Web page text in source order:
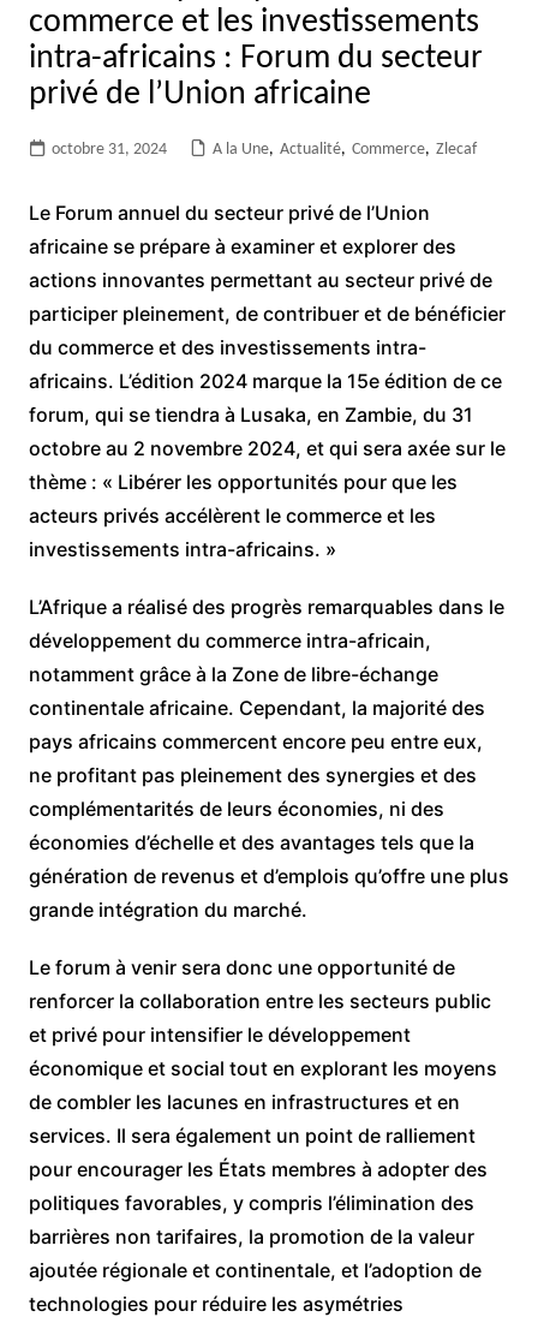
commerce et les investissements
intra-africains : Forum du secteur
privé de l’Union africaine
octobre 31, 2024 A la Une, Actualité, Commerce, Zlecaf
Le Forum annuel du secteur privé de l’Union
africaine se prépare à examiner et explorer des
actions innovantes permettant au secteur privé de
participer pleinement, de contribuer et de bénéficier
du commerce et des investissements intra-
africains. L’édition 2024 marque la 15e édition de ce
forum, qui se tiendra à Lusaka, en Zambie, du 31
octobre au 2 novembre 2024, et qui sera axée sur le
thème : « Libérer les opportunités pour que les
acteurs privés accélèrent le commerce et les
investissements intra-africains. »
L’Afrique a réalisé des progrès remarquables dans le
développement du commerce intra-africain,
notamment grâce à la Zone de libre-échange
continentale africaine. Cependant, la majorité des
pays africains commercent encore peu entre eux,
ne profitant pas pleinement des synergies et des
complémentarités de leurs économies, ni des
économies d’échelle et des avantages tels que la
génération de revenus et d’emplois qu’offre une plus
grande intégration du marché.
Le forum à venir sera donc une opportunité de
renforcer la collaboration entre les secteurs public
et privé pour intensifier le développement
économique et social tout en explorant les moyens
de combler les lacunes en infrastructures et en
services. Il sera également un point de ralliement
pour encourager les États membres à adopter des
politiques favorables, y compris l’élimination des
barrières non tarifaires, la promotion de la valeur
ajoutée régionale et continentale, et l’adoption de
technologies pour réduire les asymétries